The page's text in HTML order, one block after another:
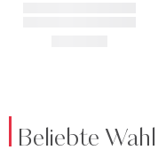
Beliebte Wahl